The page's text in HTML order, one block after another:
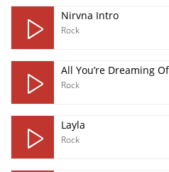
Nirvna Intro
Rock
All You’re Dreaming
Rock
Layla
Rock